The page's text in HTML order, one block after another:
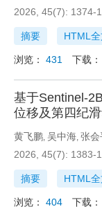
2026, 45(7): 1374-
摘要 HTML全
浏览： 431 下载：
基于Sentinel-
位移及第四纪
黄飞鹏, 吴中海, 张会
2026, 45(7): 1383-
摘要 HTML全
浏览： 404 下载：